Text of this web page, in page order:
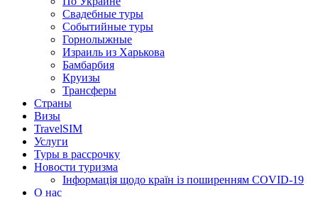
Свадебные туры
Событийные туры
Горнолыжные
Израиль из Харькова
Бамбарбия
Круизы
Трансферы
Страны
Визы
TravelSIM
Услуги
Туры в рассрочку
Новости туризма
Інформація щодо країн із поширенням COVID-19
О нас